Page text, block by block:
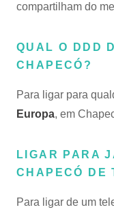
compartilham do
QUAL O DDD
CHAPECÓ?
Para ligar para
Europa, em
LIGAR PARA
CHAPECÓ DE
Para ligar de um